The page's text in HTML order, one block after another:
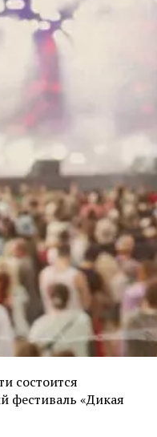
состоится
фестиваль «Дикая